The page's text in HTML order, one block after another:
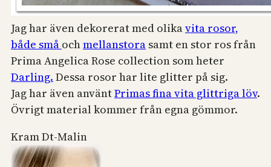
Jag har även dekorerat med olikavita rosor,
både små ochmellanstora samt en stor ros från
Prima Angelica Rose collection som heter
Darling. Dessa rosor har lite glitter på sig.
Jag har även använtPrimas fina vita glittriga löv.
Övrigt material kommer från egna gömmor.
Kram Dt-Malin